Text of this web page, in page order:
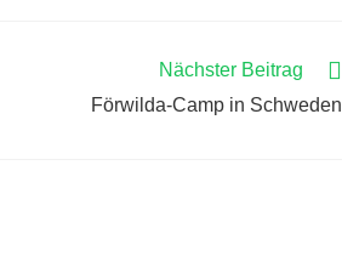
Nächster Beitrag
Förwilda-Camp in Schweden